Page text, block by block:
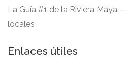
La Guía #1 de la Riviera Maya
locales
Enlaces útiles